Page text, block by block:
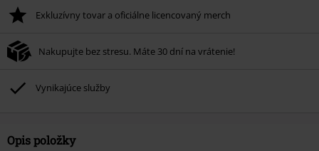
Po zadaní kódu v košíku, sa zľava uplatní automaticky.
Nemožno kombinovať s inými akciovými kódmi. Zľava sa nevzťahuje na:
knihy, médiá, vstupenky, Rammstein, (Till) Lindemann, Böhse Onkelz,
ktorých kúpou podporíte nadáciu.
Exkluzívny tovar a oficiálne licencovaný merch
Nakupujte bez stresu. Máte 30 dní na vrátenie!
Vynikajúce služby
Opis položky